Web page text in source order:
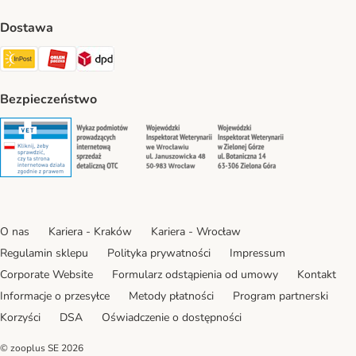
Dostawa
Paczkomat® Shipping Method
ORLEN Paczka Shipping Method
DPD Shipping Method
Bezpieczeństwo
Security Security Security
O nas Kariera - Kraków
Kariera - Wrocław
Regulamin sklepu
Polityka prywatności
Impressum
Corporate Website
Formularz odstąpienia od umowy
Kontakt
Informacje o przesyłce
Metody płatności
Program partnerski
Korzyści
DSA Oświadczenie o dostępności
© zooplus SE 2026